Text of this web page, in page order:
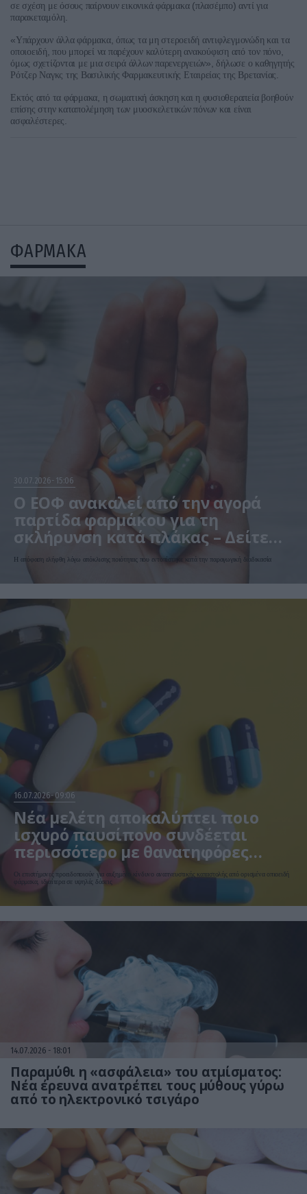
σε σχέση με όσους παίρνουν εικονικά φάρμακα(πλασέμπο) αντί για
παρακεταμόλη
«Υπάρχουν άλλα φάρμακα, όπως τα μη στεροειδή αντιφλεγμονώδη και τα
οποιοειδή ,που μπορεί να παρέχουν καλύτερη ανακούφιση από τον πόνο
όμως σχετίζονται με μια σειρά άλλων παρενεργειών», δήλωσε ο καθηγητής
Ρότζερ Ναγκς της Βασιλικής Φαρμακευτικής Εταιρείας της Βρετανίας
Εκτός από τα φάρμακα η σωματική άσκηση και η φυσιοθεραπεία βοηθούν
επίσης στην καταπολέμηση των μυοσκελετικών πόνων και είναι
ασφαλέστερες
ΦΑΡΜΑΚΑ
30.07.2026 15:06
Ο ΕΟΦ ανακαλεί από την αγορά
παρτίδα φαρμάκου για τη
σκλήρυνση κατά πλάκας – Δείτε
ποιο αφορά
Η απόφαση ελήφθη λόγω απόκλισης ποιότητας που εντοπίστηκε κατά την παραγωγική διαδικασία
16.07.2026 09:06
Νέα μελέτη αποκαλύπτει ποιο
ισχυρό παυσίπονο συνδέεται
περισσότερο με θανατηφόρες
επιπλοκές
Οι επιστήμονες προειδοποιούν για αυξημένο κίνδυνο αναπνευστικής καταστολής από ορισμένα οπιοειδή
φάρμακα, ιδιαίτερα σε υψηλές δόσεις
14.07.2026 18:01
Παραμύθι η «ασφάλεια» του ατμίσματος:
Νέα έρευνα ανατρέπει τους μύθους γύρω
από το ηλεκτρονικό τσιγάρο